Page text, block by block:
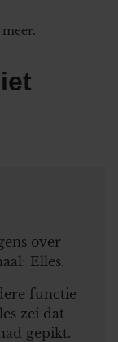
over
Elles.
functie
zei dat
gepikt.